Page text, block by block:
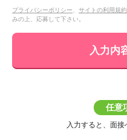
プライバシーポリシー サイトの利用規約
みの上、応募して下さい。
入力内
任意
入力すると、面接